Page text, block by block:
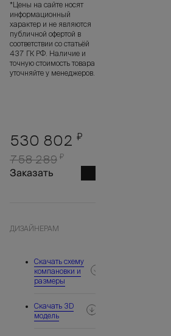
*Цены на сайте носят
информационный
характер и не являются
публичной офертой в
соответствии со статьёй
437 ГК РФ. Наличие и
точную стоимость товара
уточняйте у менеджеров.
530 802 ₽
758 289 ₽
Заказать
ДИЗАЙНЕРАМ
Скачать схему
компановки и
размеры
Скачать 3D
модель